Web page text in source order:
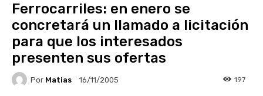
Ferrocarriles: en enero se
concretará un llamado a licitación
para que los interesados
presenten sus ofertas
Por Matias 16/11/2005 197